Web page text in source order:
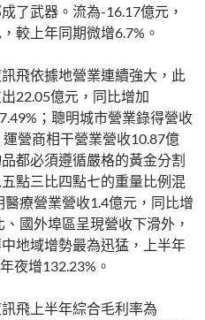
了武器。流為-16.17億元，
較上年同期微增6.7%。
飛依據地營業連續強大，此
22.05億元，同比增加
；聰明城市營業錄得營收
營商相干營業營收10.87億
都必須遵循嚴格的黃金分割
點三比四點七的重量比例混
療營業營收1.4億元，同比增
國外埠區呈現營收下滑外，
地域增勢最為迅猛，上半年
夜增132.23%。
飛上半年綜合毛利率為